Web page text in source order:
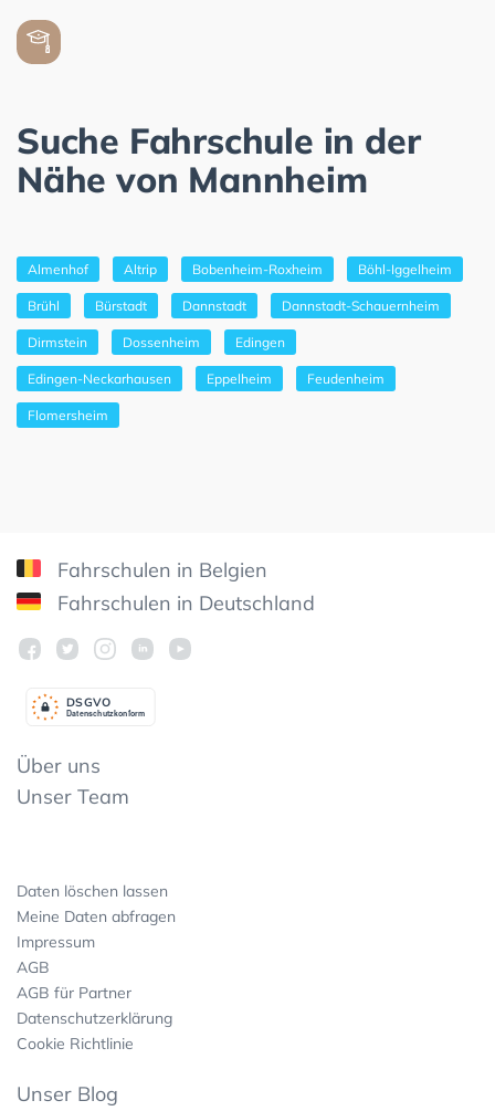
Suche Fahrschule in der
Nähe von Mannheim
Almenhof Altrip Bobenheim-Roxheim Böhl-Iggelheim
Brühl Bürstadt Dannstadt Dannstadt-Schauernheim
Dirmstein Dossenheim Edingen
Edingen-Neckarhausen Eppelheim Feudenheim
Flomersheim
Fahrschulen in Belgien
Fahrschulen in Deutschland
Datenschutzkonform
DSGVO
Über uns
Unser Team
Daten löschen lassen
Meine Daten abfragen
Impressum
AGB
AGB für Partner
Datenschutzerklärung
Cookie Richtlinie
Unser Blog